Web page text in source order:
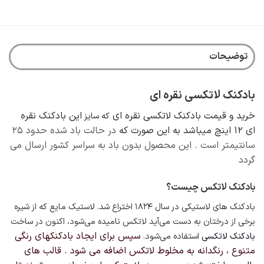
توضیحات
بادکنک لاتکسی نقره ای
خرید و قیمت بادکنک لاتکسی نقره ای که سایز این بادکنک نقره
ای 12 اینچ میباشد به این صورت که
در حالت باد شده حدود ۲۵
سانتیمتر است . این محصول بدون باد به سراسر کشور ارسال می
گردد
بادکنک لاتکس چیست؟
بادکنک های لاستیکی در سال ۱۸۲۴
اختراع شد. لاستیک مایع که از شیره
برخی از درختان به دست می‌آید لاتکس نامیده می‌شود، اکنون در ساخت
بادکنک لاتکسی استفاده می‌شود. سپس برای ایجاد بادکنکهای رنگی
متنوع ، رنگدانه به مخلوط لاتکس اضافه می شود . قالب های